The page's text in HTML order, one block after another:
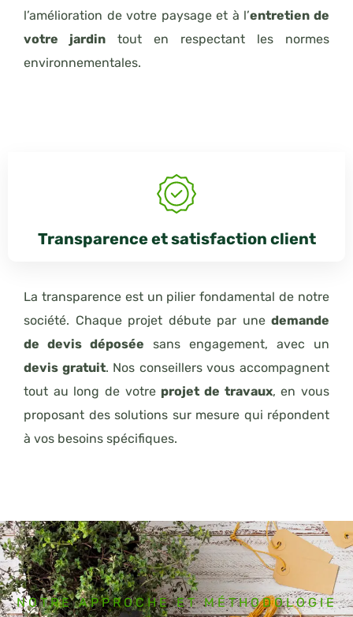
l’amélioration de votre paysage et à l’entretien de
votre jardin tout en respectant les normes
environnementales.
Transparence et satisfaction client
La transparence est un pilier fondamental de notre
société. Chaque projet débute par une demande
de devis déposée sans engagement, avec un
devis gratuit. Nos conseillers vous accompagnent
tout au long de votre projet de travaux, en vous
proposant des solutions sur mesure qui répondent
à vos besoins spécifiques.
NOTRE APPROCHE ET MÉTHODOLOGIE